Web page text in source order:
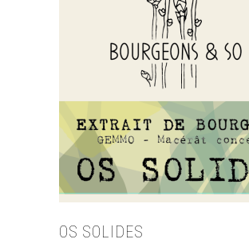
OS SOLIDES